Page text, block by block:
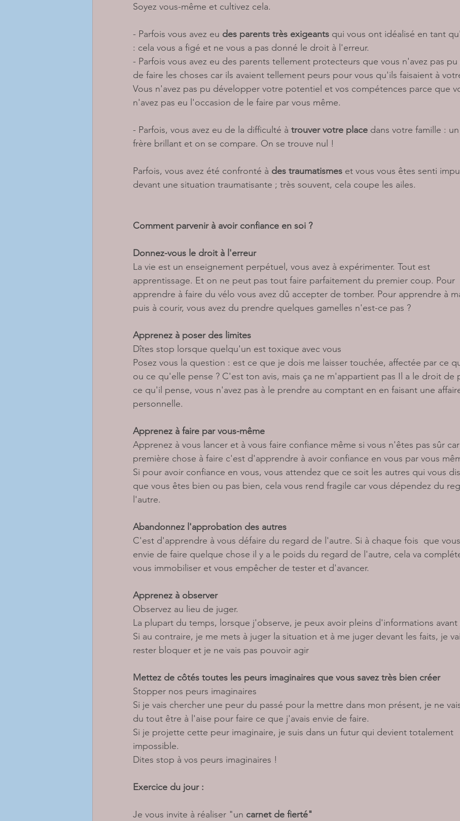
Soyez vous-même et cultivez cela.
- Parfois vous avez eu des parents très exigeants qui vous ont idéalisé en tant
: cela vous a figé et ne vous a pas donné le droit à l'erreur.
- Parfois vous avez eu des parents tellement protecteurs que vous n'avez pas pu
de faire les choses car ils avaient tellement peurs pour vous qu'ils faisaient à
Vous n'avez pas pu développer votre potentiel et vos compétences parce que
n'avez pas eu l'occasion de le faire par vous même.
- Parfois, vous avez eu de la difficulté à trouver votre place dans votre famille :
frère brillant et on se compare. On se trouve nul !
Parfois, vous avez été confronté à des traumatismes et vous vous êtes senti
devant une situation traumatisante ; très souvent, cela coupe les ailes.
Comment parvenir à avoir confiance en soi ?
Donnez-vous le droit à l'erreur
La vie est un enseignement perpétuel, vous avez à expérimenter. Tout est
apprentissage. Et on ne peut pas tout faire parfaitement du premier coup. Pour
apprendre à faire du vélo vous avez dû accepter de tomber. Pour apprendre à
puis à courir, vous avez du prendre quelques gamelles n'est-ce pas ?
Apprenez à poser des limites
Dîtes stop lorsque quelqu'un est toxique avec vous
Posez vous la question : est ce que je dois me laisser touchée, affectée par ce
ou ce qu'elle pense ? C'est ton avis, mais ça ne m'appartient pas Il a le droit de
ce qu'il pense, vous n'avez pas à le prendre au comptant en en faisant une
personnelle.
Apprenez à faire par vous-même
Apprenez à vous lancer et à vous faire confiance même si vous n'êtes pas sûr
première chose à faire c'est d'apprendre à avoir confiance en vous par vous
Si pour avoir confiance en vous, vous attendez que ce soit les autres qui vous
que vous êtes bien ou pas bien, cela vous rend fragile car vous dépendez du
l'autre.
Abandonnez l'approbation des autres
C'est d'apprendre à vous défaire du regard de l'autre. Si à chaque fois  que
envie de faire quelque chose il y a le poids du regard de l'autre, cela va
vous immobiliser et vous empêcher de tester et d'avancer.
Apprenez à observer
Observez au lieu de juger.
La plupart du temps, lorsque j'observe, je peux avoir pleins d'informations avant
Si au contraire, je me mets à juger la situation et à me juger devant les faits, je
rester bloquer et je ne vais pas pouvoir agir
Mettez de côtés toutes les peurs imaginaires que vous savez très bien créer
Stopper nos peurs imaginaires
Si je vais chercher une peur du passé pour la mettre dans mon présent, je ne
du tout être à l'aise pour faire ce que j'avais envie de faire.
Si je projette cette peur imaginaire, je suis dans un futur qui devient totalement
impossible.
Dites stop à vos peurs imaginaires !
Exercice du jour :
Je vous invite à réaliser "un carnet de fierté"